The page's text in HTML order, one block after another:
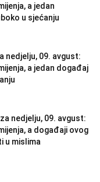
a jedan
u sjećanju
nedjelju, 09. avgust:
a jedan događaj
nedjelju, 09. avgust:
a događaji ovog
u mislima